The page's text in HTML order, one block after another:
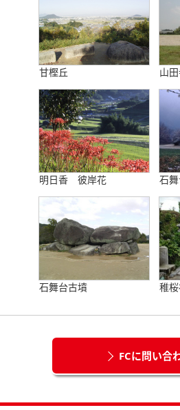
甘樫丘 山
明日香 彼岸花 石
石舞台古墳 稚
FCに問い合